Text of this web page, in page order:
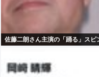
佐藤二朗さん主演の「踊る」ス